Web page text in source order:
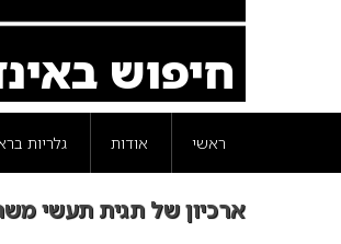
חיפוש
ראשי אודות גלריות
ארכיון של תגית תעשי